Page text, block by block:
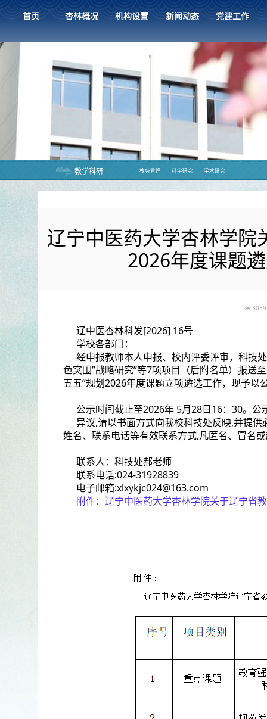
首页 杏林概况 机构设置 新闻动态 党建工作
教学科研 教务管理 科学研究 学术研究
辽宁中医药大学杏林学院
2026年度课题
辽中医杏林科发[2026] 16号
学校各部门：
经申报教师本人申报、校内评委评审，科技
色突围”战略研究”等7项项目（后附名单）报送
五五”规划2026年度课题立项遴选工作，现予以
公示时间截止至2026年 5月28日16：30。公
异议,请以书面方式向我校科技处反映,并提
姓名、联系电话等有效联系方式,凡匿名、冒名
联系人：科技处郝老师
联系电话:024-31928839
电子邮箱:xlxykjc024@163.com
附件： 辽宁中医药大学杏林学院关于辽宁省